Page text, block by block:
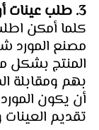
3. طلب عينات أو زيارة المصنع:
كلما أمكن
مصنع المورد
المنتج بشكل
بهم ومقابلة
أن يكون
تقديم